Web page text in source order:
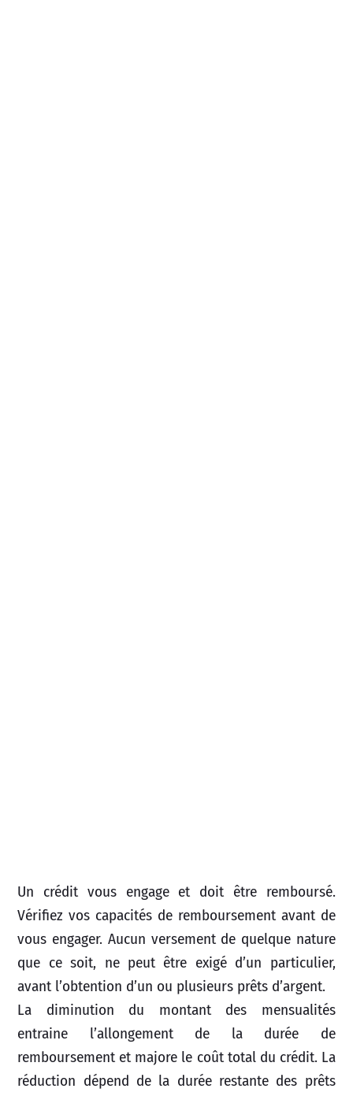
Un crédit vous engage et doit être remboursé.
Vérifiez vos capacités de remboursement avant de
vous engager. Aucun versement de quelque nature
que ce soit, ne peut être exigé d’un particulier,
avant l’obtention d’un ou plusieurs prêts d’argent.
La diminution du montant des mensualités
entraine l’allongement de la durée de
remboursement et majore le coût total du crédit. La
réduction dépend de la durée restante des prêts